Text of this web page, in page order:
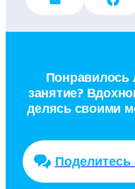
Понравилось
занятие?
делясь своими